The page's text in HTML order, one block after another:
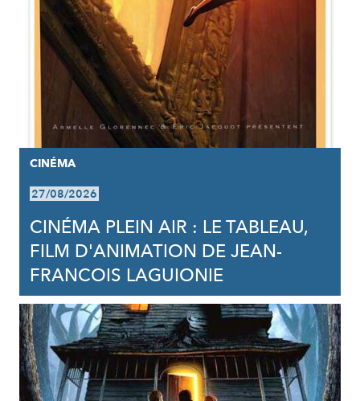
CINÉMA
27/08/2026
CINÉMA PLEIN AIR : LE TABLEAU,
FILM D'ANIMATION DE JEAN-
FRANCOIS LAGUIONIE